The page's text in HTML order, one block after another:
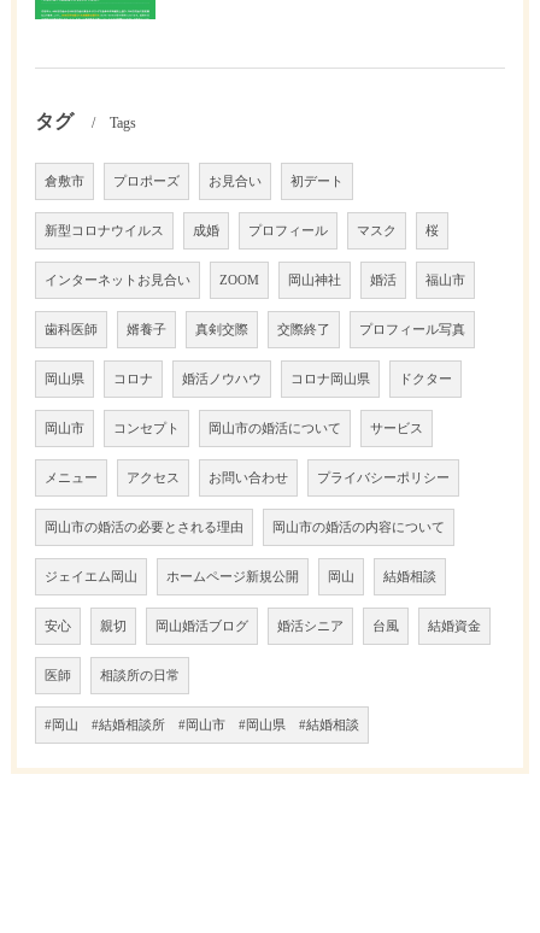
タグ Tags
倉敷市 プロポーズ お見合い 初デート
新型コロナウイルス 成婚 プロフィール マスク 桜
インターネットお見合い ZOOM 岡山神社 婚活 福山市
歯科医師 婿養子 真剣交際 交際終了 プロフィール写真
岡山県 コロナ 婚活ノウハウ コロナ岡山県 ドクター
岡山市 コンセプト 岡山市の婚活について サービス
メニュー アクセス お問い合わせ プライバシーポリシー
岡山市の婚活の必要とされる理由 岡山市の婚活の内容について
ジェイエム岡山 ホームページ新規公開 岡山 結婚相談
安心 親切 岡山婚活ブログ 婚活シニア 台風 結婚資金
医師 相談所の日常
#岡山 #結婚相談所 #岡山市 #岡山県 #結婚相談